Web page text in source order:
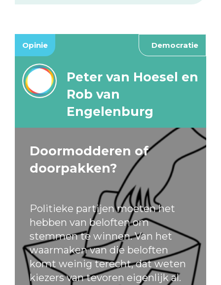
Opinie Democratie
Peter van Hoesel en
Rob van
Engelenburg
Doormodderen of
doorpakken?
Politieke partijen moeten het
hebben van beloften om
stemmen te winnen. Van het
waarmaken van die beloften
komt weinig terecht, dat weten
kiezers van tevoren eigenlijk al.